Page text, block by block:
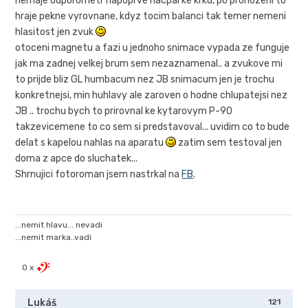
hraje pekne vyrovnane, kdyz tocim balanci tak temer nemeni
hlasitost jen zvuk
otoceni magnetu a fazi u jednoho snimace vypada ze funguje
jak ma zadnej velkej brum sem nezaznamenal.. a zvukove mi
to prijde bliz GL humbacum nez JB snimacum jen je trochu
konkretnejsi, min huhlavy ale zaroven o hodne chlupatejsi nez
JB .. trochu bych to prirovnal ke kytarovym P-90
takzevicemene to co sem si predstavoval... uvidim co to bude
delat s kapelou nahlas na aparatu
zatim sem testoval jen
doma z apce do sluchatek...
Shrnujici fotoroman jsem nastrkal naFB.
...nemit hlavu... nevadi
...nemit marka..vadi
0 x
121
Lukáš